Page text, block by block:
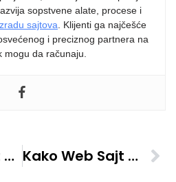
sopstvene alate, procese i
sajtova. Klijenti ga najčešće
i preciznog partnera na
mogu da računaju.
Kako Web Sajt Pomaže Da Budete Pronađeni Na Google Mapi Kako Web Sajt Pomaže Da Vaš Brend Izgleda Moderno I Profesionalno